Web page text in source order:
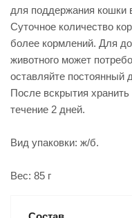
для поддержания кошки
Суточное количество
более кормлений. Для
животного может
оставляйте постоянный
После вскрытия
течение 2 дней.
Вид упаковки: ж/б.
Вес: 85 г